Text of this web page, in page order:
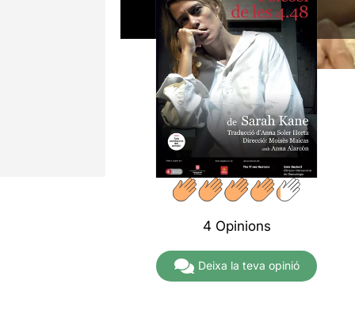
4 Opinions
Deixa la teva opinió